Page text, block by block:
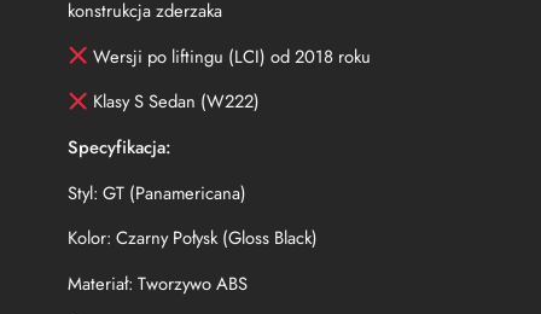
2
1
7
/
C
2
7
2
1
konstrukcja zderzaka
Wersji po liftingu (LCI) od 2018 roku
Klasy S Sedan (W222)
Specyfikacja:
Styl: GT (Panamericana)
Kolor: Czarny Połysk (Gloss Black)
Materiał: Tworzywo ABS